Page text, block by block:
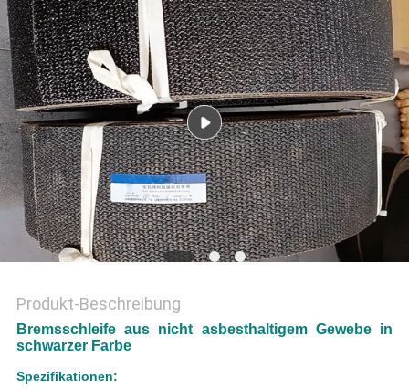
PRIVACY
POLICY
Produkt-Beschreibung
Bremsschleife aus nicht asbesthaltigem Gewebe in
schwarzer Farbe
Spezifikationen: